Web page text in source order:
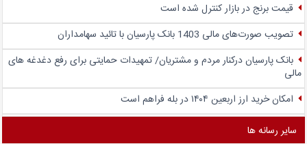
قیمت برنج در بازار کنترل شده است
تصویب صورت‌های مالی 1403 بانک پارسیان با تائید سهامداران
بانک پارسیان درکنار مردم و مشتریان/ تمهیدات حمایتی برای رفع دغدغه های
مالی
امکان خرید ارز اربعین ۱۴۰۴ در بله فراهم است
سایر رسانه ها